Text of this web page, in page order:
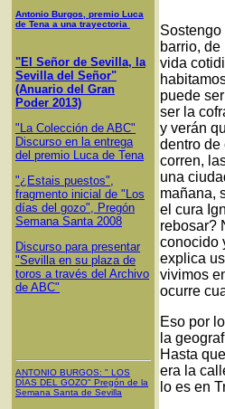
Antonio Burgos, premio Luca
de Tena a una trayectoria
"El Señor de Sevilla, la
Sevilla del Señor"
(Anuario del Gran
Poder 2013)
"La Colección de ABC"
Discurso en la entrega
del premio Luca de Tena
"¿Estais puestos",
fragmento inicial de "Los
días del gozo", Pregón
Semana Santa 2008
Discurso para presentar
"Sevilla en su plaza de
toros a través del Archivo
de ABC"
ANTONIO BURGOS: " LOS
DÍAS DEL GOZO" Pregón de la
Semana Santa de Sevilla
barrio,
vida
puede
ser la
y verán
dentro de
corren,
una
mañana,
el cura
rebosar?
conocido
explica
vivimos
ocurre
Eso por
la
Hasta
era la
lo es en